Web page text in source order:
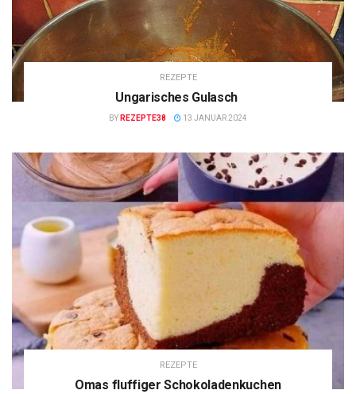
REZEPTE
Ungarisches Gulasch
BY REZEPTE38 13 JANUAR 2024
REZEPTE
Omas fluffiger Schokoladenkuchen